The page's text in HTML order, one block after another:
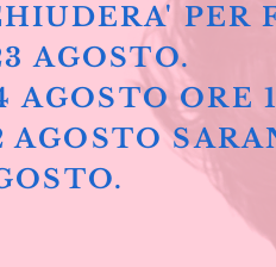
PER
AGOSTO.
AGOSTO ORE